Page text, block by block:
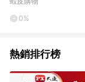
0%
熱銷排行榜